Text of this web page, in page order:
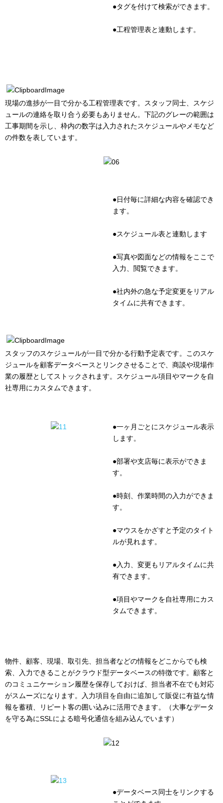
●タグを付けて検索ができます。
●工程管理表と連動します。
現場の進捗が一目で分かる工程管理表です。スタッフ同士、スケジ
ュールの連絡を取り合う必要もありません。下記のグレーの範囲は
工事期間を示し、枠内の数字は入力されたスケジュールやメモなど
の件数を表しています。
●日付毎に詳細な内容を確認でき
ます。
●スケジュール表と連動します
●写真や図面などの情報をここで
入力、閲覧できます。
●社内外の急な予定変更をリアル
タイムに共有できます。
スタッフのスケジュールが一目で分かる行動予定表です。このスケ
ジュールを顧客データベースとリンクさせることで、商談や現場作
業の履歴としてストックされます。スケジュール項目やマークを自
社専用にカスタムできます。
●一ヶ月ごとにスケジュール表示
します。
●部署や支店毎に表示ができま
す。
●時刻、作業時間の入力ができま
す。
●マウスをかざすと予定のタイト
ルが見れます。
●入力、変更もリアルタイムに共
有できます。
●項目やマークを自社専用にカス
タムできます。
物件、顧客、現場、取引先、担当者などの情報をどこからでも検
索、入力できることがクラウド型データベースの特徴です。顧客と
のコミュニケーション履歴を保存しておけば、担当者不在でも対応
がスムーズになります。入力項目を自由に追加して販促に有益な情
報を蓄積、リピート客の囲い込みに活用できます。（大事なデータ
を守る為にSSLによる暗号化通信を組み込んでいます）
●データベース同士をリンクする